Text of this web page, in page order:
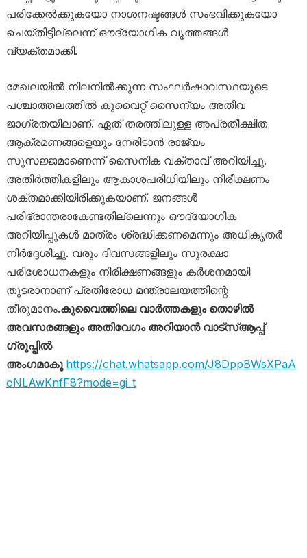
പരിക്കേൽക്കുകയോ നാശനഷ്ടങ്ങൾ സംഭവിക്കുകയോ
ചെയ്തിട്ടില്ലെന്ന് ഔദ്യോഗിക വൃത്തങ്ങൾ
വ്യക്തമാക്കി.
മേഖലയിൽ നിലനിൽക്കുന്ന സംഘർഷാവസ്ഥയുടെ
പശ്ചാത്തലത്തിൽ കുവൈറ്റ് സൈന്യം അതീവ
ജാഗ്രതയിലാണ്. ഏത് തരത്തിലുള്ള അപ്രതീക്ഷിത
ആക്രമണങ്ങളെയും നേരിടാൻ രാജ്യം
സുസജ്ജമാണെന്ന് സൈനിക വക്താവ് അറിയിച്ചു.
അതിർത്തികളിലും ആകാശപരിധിയിലും നിരീക്ഷണം
ശക്തമാക്കിയിരിക്കുകയാണ്. ജനങ്ങൾ
പരിഭ്രാന്തരാകേണ്ടതില്ലെന്നും ഔദ്യോഗിക
അറിയിപ്പുകൾ മാത്രം ശ്രദ്ധിക്കണമെന്നും അധികൃതർ
നിർദ്ദേശിച്ചു. വരും ദിവസങ്ങളിലും സുരക്ഷാ
പരിശോധനകളും നിരീക്ഷണങ്ങളും കർശനമായി
തുടരാനാണ് പ്രതിരോധ മന്ത്രാലയത്തിന്റെ
തീരുമാനം.കുവൈത്തിലെ വാർത്തകളും തൊഴിൽ
അവസരങ്ങളും അതിവേഗം അറിയാൻ വാട്സ്ആപ്പ്
ഗ്രൂപ്പിൽ
അംഗമാകൂ https://chat.whatsapp.com/J8DppBWsXPaA
oNLAwKnfF8?mode=gi_t